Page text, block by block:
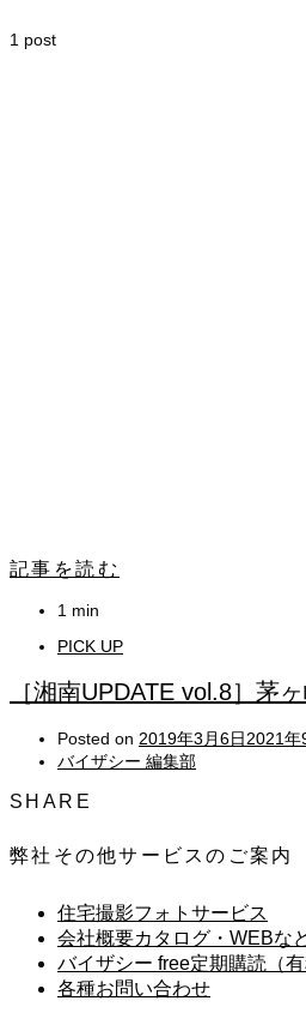
1 post
記事を読む
1 min
PICK UP
［湘南UPDATE vol.8］茅
Posted on 2019年3月6日2021年
バイザシー 編集部
SHARE
弊社その他サービスのご案内
住宅撮影フォトサービス
会社概要カタログ・WEBな
バイザシー free定期購読（有
各種お問い合わせ